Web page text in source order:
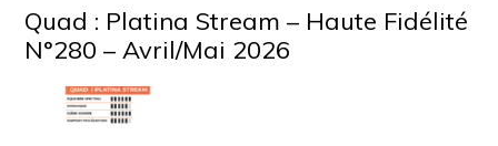
Quad : Platina Stream – Haute Fidélité
N°280 – Avril/Mai 2026